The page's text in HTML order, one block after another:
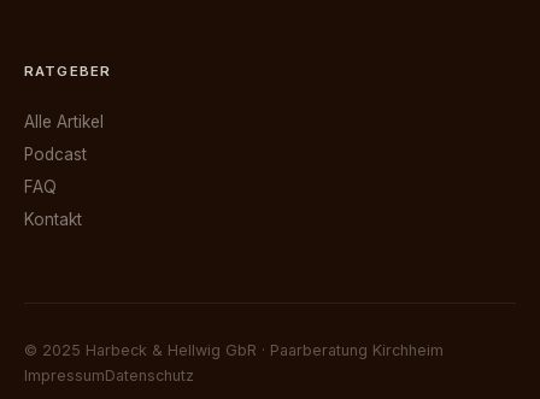
RATGEBER
Alle Artikel
Podcast
FAQ
Kontakt
© 2025 Harbeck & Hellwig GbR · Paarberatung Kirchheim
ImpressumDatenschutz